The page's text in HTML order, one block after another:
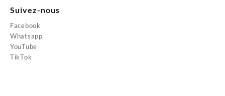
Suivez-nous
Facebook
Whatsapp
YouTube
TikTok